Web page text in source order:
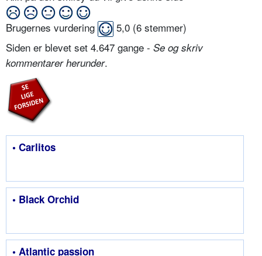
Brugernes vurdering 5,0 (6 stemmer)
Siden er blevet set 4.647 gange - Se og skriv
kommentarer herunder.
• Carlitos
• Black Orchid
• Atlantic passion